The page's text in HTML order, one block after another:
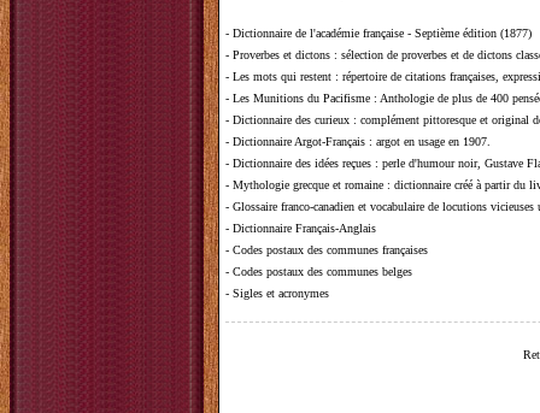
- Dictionnaire de l'académie française - Septième édition (1877)
- Proverbes et dictons : sélection de proverbes et de dictons
- Les mots qui restent : répertoire de citations françaises,
- Les Munitions du Pacifisme : Anthologie de plus de 400
- Dictionnaire des curieux : complément pittoresque et original
- Dictionnaire Argot-Français : argot en usage en 1907.
- Dictionnaire des idées reçues : perle d'humour noir, Gustave
- Mythologie grecque et romaine : dictionnaire créé à partir du
- Glossaire franco-canadien et vocabulaire de locutions vicieuses
- Dictionnaire Français-Anglais
- Codes postaux des communes françaises
- Codes postaux des communes belges
- Sigles et acronymes